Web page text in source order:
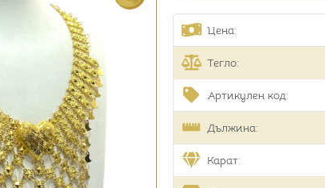
Цена:
Тегло:
Артикулен код:
Дължина:
Карат: